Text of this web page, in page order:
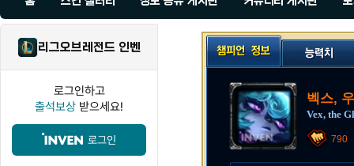
리그오브레전드 인벤
로그인하고
출석보상 받으세요!
로그인
벡스,
Vex, the
790